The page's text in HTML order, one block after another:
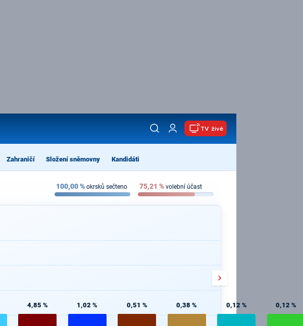
TV živě
Zahraničí Složení sněmovny Kandidáti
100,00% okrsků sečteno 75,21 % volební účast
4,85 % 1,02 % 0,51 % 0,38 % 0,12 % 0,12 %